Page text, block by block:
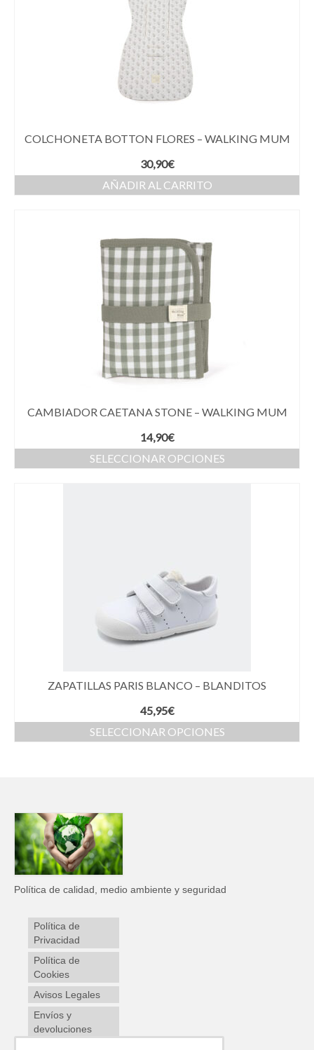
COLCHONETA BOTTON FLORES – WALKING MUM
30,90€
AÑADIR AL CARRITO
CAMBIADOR CAETANA STONE – WALKING MUM
14,90€
SELECCIONAR OPCIONES
ZAPATILLAS PARIS BLANCO – BLANDITOS
45,95€
SELECCIONAR OPCIONES
Política de calidad, medio ambiente y seguridad
Política de
Privacidad
Política de
Cookies
Avisos Legales
Envíos y
devoluciones